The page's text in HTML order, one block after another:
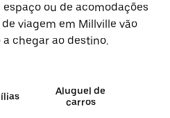
ou de acomodações
viagem em Millville vão
chegar ao destino.
Aluguel de
carros